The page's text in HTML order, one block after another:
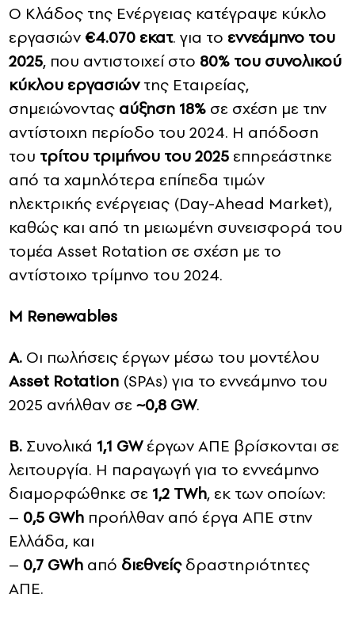
Ο Κλάδος της Ενέργειας κατέγραψε κύκλο
εργασιών €4.070 εκατ. για το εννεάμηνο του
2025, που αντιστοιχεί στο 80% του συνολικού
κύκλου εργασιώντης Εταιρείας,
σημειώνοντας αύξηση 18% σε σχέση με την
αντίστοιχη περίοδο του 2024. Η απόδοση
του τρίτου τριμήνου του2025 επηρεάστηκε
από τα χαμηλότερα επίπεδα τιμών
ηλεκτρικής ενέργειας (Day-Ahead Market),
καθώς και από τη μειωμένη συνεισφορά του
τομέα Asset Rotation σε σχέση με το
αντίστοιχο τρίμηνο του 2024.
M Renewables
Α. Οι πωλήσεις έργων μέσω του μοντέλου
Asset Rotation (SPAs) για το εννεάμηνο του
2025 ανήλθαν σε~0,8 GW.
Β. Συνολικά 1,1 GWέργων ΑΠΕ βρίσκονται σε
λειτουργία. Η παραγωγή για το εννεάμηνο
διαμορφώθηκε σε 1,2 TWh, εκ των οποίων:
– 0,5 GWh προήλθαν από έργα ΑΠΕ στην
Ελλάδα, και
– 0,7 GWh από διεθνείςδραστηριότητες
ΑΠΕ.